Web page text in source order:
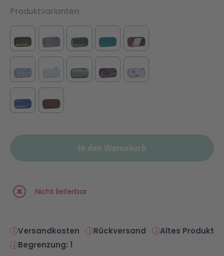
In den Warenkorb
Nicht lieferbar
Produktvarianten
Versandkosten Rückversand
Altes Produkt
Begrenzung: 1